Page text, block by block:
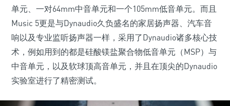
单元、一对64mm中音单元和一个105mm低音单元。而且
Music 5更是与Dynaudio久负盛名的家居扬声器、汽车音
响以及专业监听扬声器一样，采用了Dynaudio诸多核心技
术，例如用到的都是硅酸镁盐聚合物低音单元（MSP）与
中音单元，以及软球顶高音单元，并且在顶尖的Dynaudio
实验室进行了精密测试。